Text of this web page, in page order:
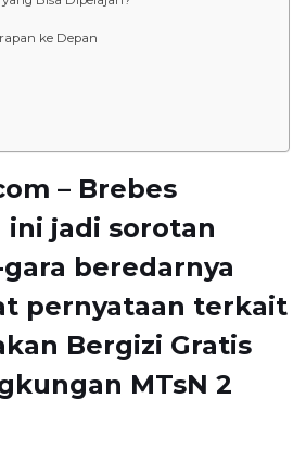
ke Depan
– Brebes
ini jadi sorotan
beredarnya
pernyataan terkait
Bergizi Gratis
MTsN 2